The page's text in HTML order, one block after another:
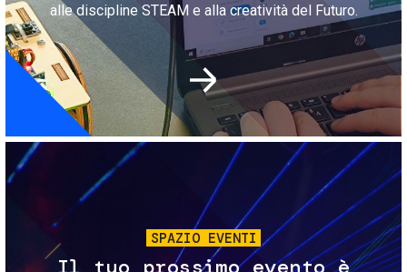
alle discipline STEAM e alla creatività del Futuro.
Immagine
SPAZIO EVENTI